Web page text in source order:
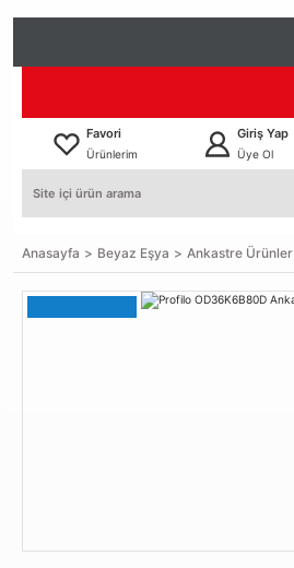
Favori
Ürünlerim
Giriş Yap
Üye Ol
Anasayfa Beyaz Eşya Ankastre Ürünler